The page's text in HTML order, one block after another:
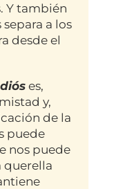
Y también
a los
desde el
es,
y,
de la
puede
nos puede
querella